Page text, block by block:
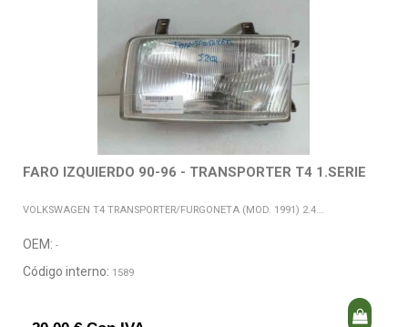
FARO IZQUIERDO 90-96 - TRANSPORTER T4 1.SERIE
VOLKSWAGEN T4 TRANSPORTER/FURGONETA (MOD. 1991) 2.4...
OEM: -
Código interno: 1589